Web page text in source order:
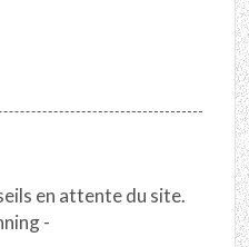
en attente du site.
-